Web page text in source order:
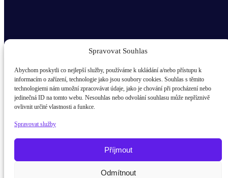
Spravovat Souhlas
Abychom poskytli co nejlepší služby, používáme k ukládání a/nebo přístupu k
informacím o zařízení, technologie jako jsou soubory cookies. Souhlas s těmito
technologiemi nám umožní zpracovávat údaje, jako je chování při procházení nebo
jedinečná ID na tomto webu. Nesouhlas nebo odvolání souhlasu může nepříznivě
ovlivnit určité vlastnosti a funkce.
Spravovat služby
Příjmout
Odmítnout
Odběr novinek popup
E-mail
žák / student
Rodič
Potřebujete poradit?